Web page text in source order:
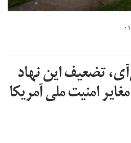
تضعیف این نهاد
امنیت ملی آمریکا